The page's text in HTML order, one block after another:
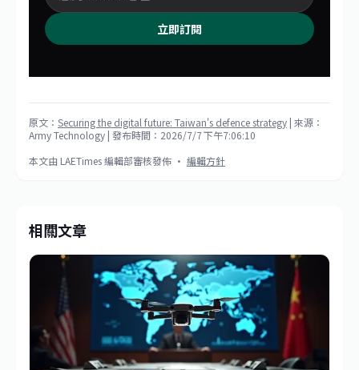
立即訂閱
原文： Securing the digital future: Taiwan's defence strategy | 來源：
Army Technology | 發布時間：2026/7/7 下午7:06:10
本文由 LAETimes 編輯部審核發佈 · 編輯方針
相關文章